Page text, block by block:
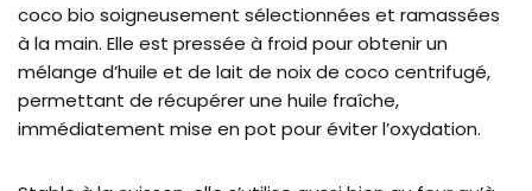
coco bio soigneusement sélectionnées et ramassées
à la main. Elle est pressée à froid pour obtenir un
mélange d’huile et de lait de noix de coco centrifugé,
permettant de récupérer une huile fraîche,
immédiatement mise en pot pour éviter l’oxydation.